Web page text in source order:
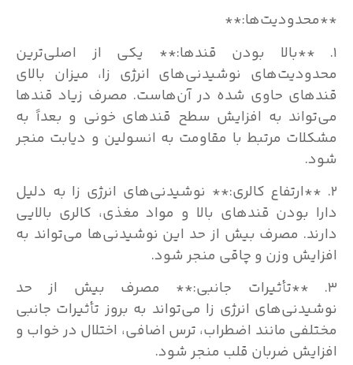
**محدودیت‌ها:**
۱. **بالا بودن قندها:** یکی از اصلی‌ترین
محدودیت‌های نوشیدنی‌های انرژی زا، میزان بالای
قندهای حاوی شده در آن‌هاست. مصرف زیاد قندها
می‌تواند به افزایش سطح قندهای خونی و بعداً به
مشکلات مرتبط با مقاومت به انسولین و دیابت منجر
شود.
۲. **ارتفاع کالری:** نوشیدنی‌های انرژی زا به دلیل
دارا بودن قندهای بالا و مواد مغذی، کالری بالایی
دارند. مصرف بیش از حد این نوشیدنی‌ها می‌تواند به
افزایش وزن و چاقی منجر شود.
۳. **تأثیرات جانبی:** مصرف بیش از حد
نوشیدنی‌های انرژی زا می‌تواند به بروز تأثیرات جانبی
مختلفی مانند اضطراب، ترس اضافی، اختلال در خواب و
افزایش ضربان قلب منجر شود.